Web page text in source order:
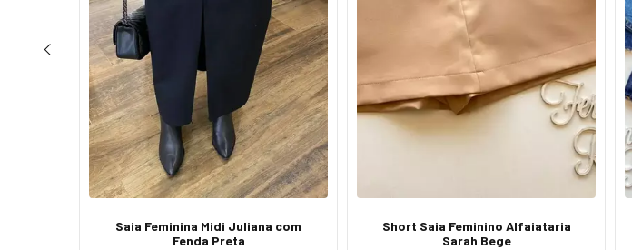
Saia Feminina Midi Juliana com
Fenda Preta
Short Saia Feminino Alfaiataria
Sarah Bege